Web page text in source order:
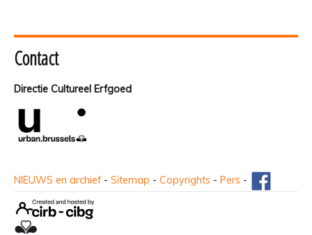
Contact
Directie Cultureel Erfgoed
NIEUWS en archief - Sitemap - Copyrights - Pers -